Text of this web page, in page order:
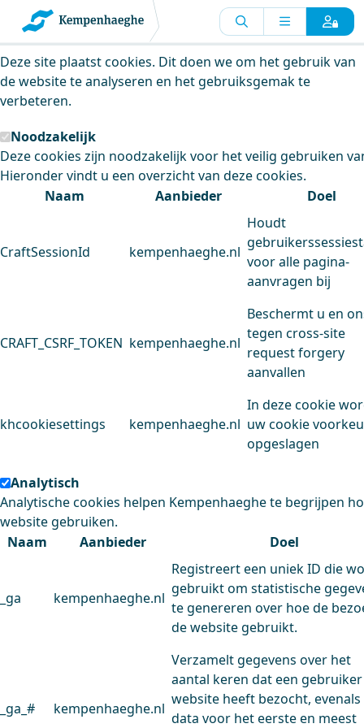
Kempenhaeghe maakt gebruik van
cookies
Deze site plaatst cookies. Dit doen we om het gebruik van
de website te analyseren en het gebruiksgemak te
verbeteren.
Noodzakelijk
Deze cookies zijn noodzakelijk voor het veilig gebruiken
Hieronder vindt u een overzicht van deze cookies.
Naam
Aanbieder Doel
CraftSessionId kempenhaeghe.nl
Houdt
voor alle pagina-
aanvragen bij
CRAFT_CSRF_TOKEN kempenhaeghe.nl
Beschermt u en
tegen cross-site
request forgery
aanvallen
khcookiesettings kempenhaeghe.nl
In deze cookie
uw cookie
opgeslagen
Analytisch
Analytische cookies helpen Kempenhaeghe te begrijpen
website gebruiken.
Naam
Aanbieder Doel
_ga kempenhaeghe.nl
Registreert een uniek ID die
gebruikt om statistische
te genereren over hoe de
de website gebruikt.
_ga_# kempenhaeghe.nl
Verzamelt gegevens over het
aantal keren dat een
website heeft bezocht, evenals
data voor het eerste en meest